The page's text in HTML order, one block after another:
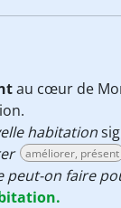
au cœur de
habitation
améliorer, présent
peut-on faire